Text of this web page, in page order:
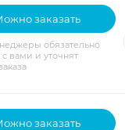
заказать
обязательно
с вами и уточнят
заказать